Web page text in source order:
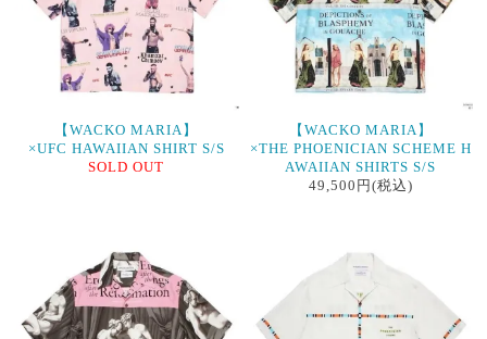
【WACKO MARIA】
×UFC HAWAIIAN SHIRT S/S
SOLD OUT
【WACKO MARIA】
×THE PHOENICIAN SCHEME H
AWAIIAN SHIRTS S/S
49,500円(税込)